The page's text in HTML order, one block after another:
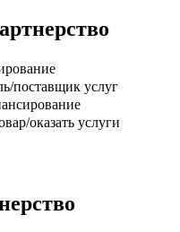
поставщик услуг
оказать услуги